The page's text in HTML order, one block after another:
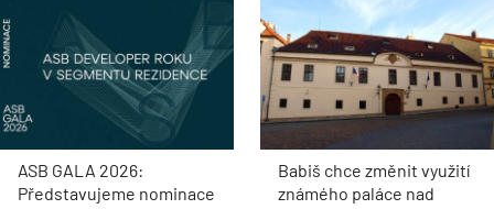
ASB GALA 2026:
Představujeme nominace
Babiš chce změnit využití
známého paláce nad